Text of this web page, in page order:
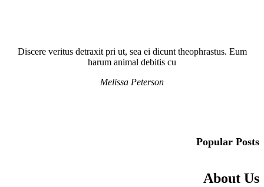
Discere veritus detraxit pri ut, sea ei dicunt theophrastus. Eum
harum animal debitis cu
Melissa Peterson
Popular Posts
About Us